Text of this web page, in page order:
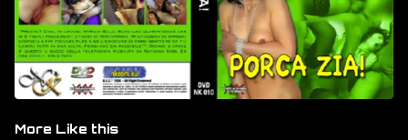
More Like this